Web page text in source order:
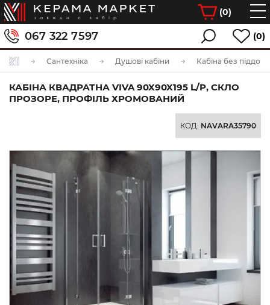
(0)
067 322 7597 (0)
Сантехніка Душові кабіни Кабіна без піддона
КАБІНА КВАДРАТНА VIVA 90X90X195 L/P, СКЛО
ПРОЗОРЕ, ПРОФІЛЬ ХРОМОВАНИЙ
КОД: NAVARA35790